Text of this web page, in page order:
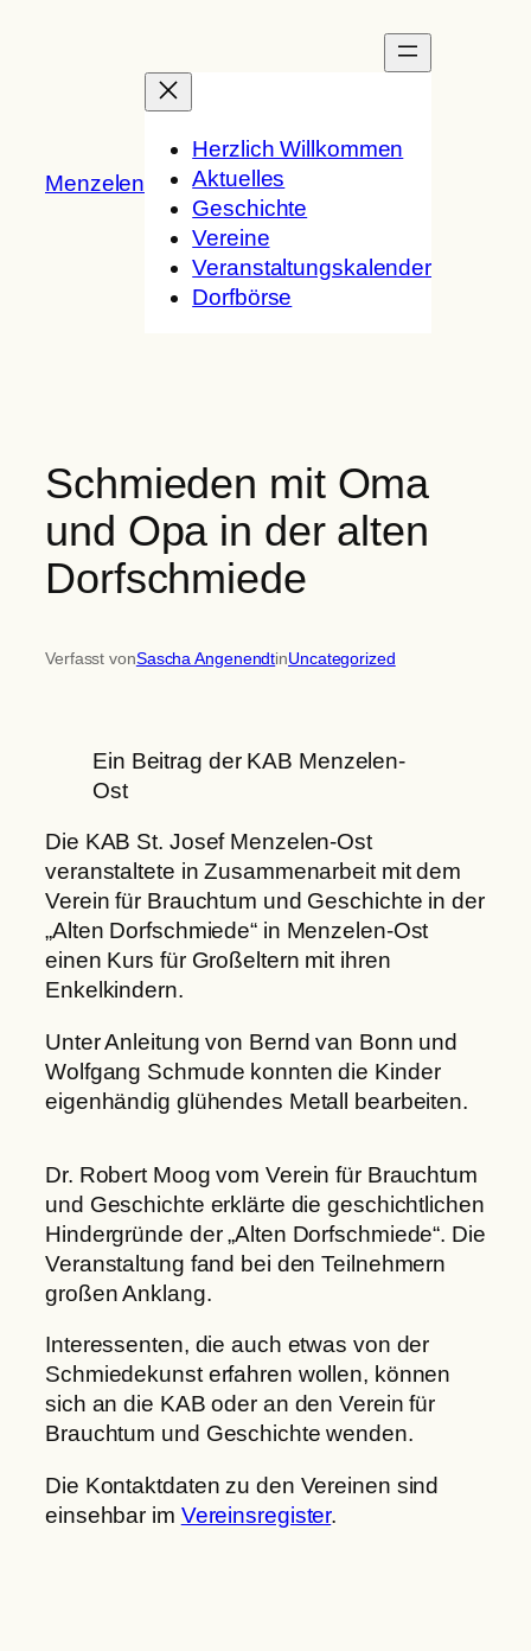
Menzelen
Herzlich Willkommen
Aktuelles
Geschichte
Vereine
Veranstaltungskalender
Dorfbörse
Schmieden mit Oma
und Opa in der alten
Dorfschmiede
Verfasst vonSascha AngenendtinUncategorized
Ein Beitrag der KAB Menzelen-
Ost
Die KAB St. Josef Menzelen-Ost
veranstaltete in Zusammenarbeit mit dem
Verein für Brauchtum und Geschichte in der
„Alten Dorfschmiede“ in Menzelen-Ost
einen Kurs für Großeltern mit ihren
Enkelkindern.
Unter Anleitung von Bernd van Bonn und
Wolfgang Schmude konnten die Kinder
eigenhändig glühendes Metall bearbeiten.
Dr. Robert Moog vom Verein für Brauchtum
und Geschichte erklärte die geschichtlichen
Hindergründe der „Alten Dorfschmiede“. Die
Veranstaltung fand bei den Teilnehmern
großen Anklang.
Interessenten, die auch etwas von der
Schmiedekunst erfahren wollen, können
sich an die KAB oder an den Verein für
Brauchtum und Geschichte wenden.
Die Kontaktdaten zu den Vereinen sind
einsehbar im Vereinsregister.